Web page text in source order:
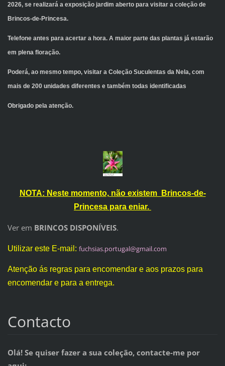
2026, se realizará a exposição jardim aberto para visitar a coleção de
Brincos-de-Princesa.
Telefone antes para acertar a hora. A maior parte das plantas já estarão
em plena floração.
Poderá, ao mesmo tempo, visitar a Coleção Suculentas da Nela, com
mais de 200 unidades diferentes e também todas identificadas
Obrigado pela atenção.
NOTA: Neste momento, não existem Brincos-de-
Princesa para eniar.
Ver em BRINCOS DISPONÍVEIS.
Utilizar este E-mail: fuchsias.portugal@gmail.com
Atenção ás regras para encomendar e aos prazos para
encomendar e para a entrega.
Contacto
Olá! Se quiser fazer a sua coleção, contacte-me por